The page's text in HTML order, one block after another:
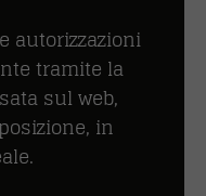
autorizzazioni
tramite la
sul web,
in